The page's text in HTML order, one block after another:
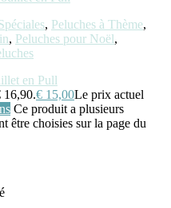
, Peluches à Thème,
, Peluches pour Noël,
en Pull
€ 15,00Le prix actuel
Ce produit a plusieurs
être choisies sur la page du